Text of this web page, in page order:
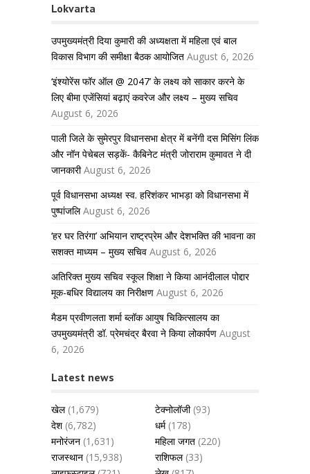
Lokvarta
उपमुख्यमंत्री दिया कुमारी की अध्यक्षता में महिला एवं बाल
विकास विभाग की समीक्षा बैठक आयोजित August 6, 2026
‘इंश्योरेंस फॉर ऑल @ 2047’ के लक्ष्य को साकार करने के
लिए बीमा एजेंसियां बढ़ाएं कवरेज और लक्ष्य – मुख्य सचिव
August 6, 2026
पाली जिले के सुमेरपुर विधानसभा क्षेत्र में बनेंगी दस मिसिंग लिंक
और नॉन पेचेबल सड़कें- कैबिनेट मंत्री जोराराम कुमावत ने दी
जानकारी August 6, 2026
पूर्व विधानसभा अध्यक्ष स्व. हरिशंकर भाभड़ा को विधानसभा में
पुष्पांजलि August 6, 2026
‘हर घर तिरंगा’ अभियान राष्ट्रप्रेम और देशभक्ति की भावना का
सशक्त माध्यम – मुख्य सचिव August 6, 2026
अतिरिक्त मुख्य सचिव स्कूल शिक्षा ने किया आनंदीलाल पोद्दार
मूक-बधिर विद्यालय का निरीक्षण August 6, 2026
मैडम प्रवीणलता शर्मा ब्लॉक आयुष चिकित्सालय का
उपमुख्यमंत्री डॉ. प्रेमचंद्र बैरवा ने किया लोकार्पण August
6, 2026
Latest news
खेल(1,679) टेक्नोलॉजी(93)
देश(6,782) धर्म(178)
मनोरंजन (1,631) महिला जगत (220)
राजस्थान (15,938) राशिफल(33)